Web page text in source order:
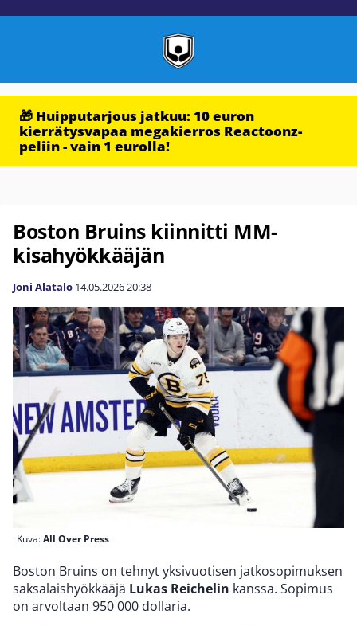
🎁 Huipputarjous jatkuu: 10 euron
kierrätysvapaa megakierros Reactoonz-
peliin - vain 1 eurolla!
Boston Bruins kiinnitti MM-
kisahyökkääjän
Joni Alatalo 14.05.202620:38
Kuva:All Over Press
Boston Bruins on tehnyt yksivuotisen jatkosopimuksen
saksalaishyökkääjä Lukas Reichelin kanssa. Sopimus
on arvoltaan 950 000 dollaria.